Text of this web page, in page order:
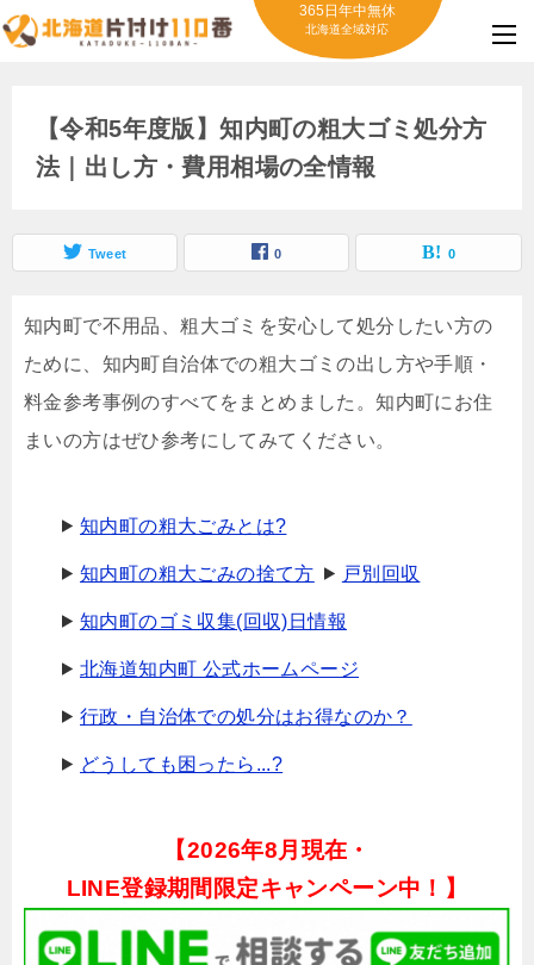
365日年中無休
北海道全域対応
【令和5年度版】知内町の粗大ゴミ処分方
法｜出し方・費用相場の全情報
Tweet 0 0
知内町で不用品、粗大ゴミを安心して処分したい方の
ために、知内町自治体での粗大ゴミの出し方や手順・
料金参考事例のすべてをまとめました。知内町にお住
まいの方はぜひ参考にしてみてください。
知内町の粗大ごみとは?
知内町の粗大ごみの捨て方 戸別回収
知内町のゴミ収集(回収)日情報
北海道知内町 公式ホームページ
行政・自治体での処分はお得なのか？
どうしても困ったら...?
【2026年8月現在・
LINE登録期間限定キャンペーン中！】